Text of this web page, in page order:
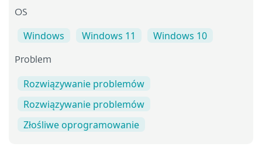
OS
Windows Windows 11 Windows 10
Problem
Rozwiązywanie problemów
Rozwiązywanie problemów
Złośliwe oprogramowanie